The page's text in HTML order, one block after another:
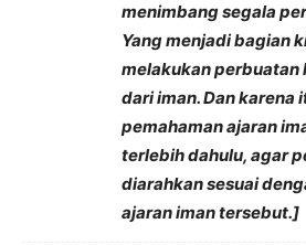
menimbang segala
Yang menjadi bagian
melakukan perbuatan
dari iman. Dan karena
pemahaman ajaran
terlebih dahulu, agar
diarahkan sesuai
ajaran iman tersebut.]